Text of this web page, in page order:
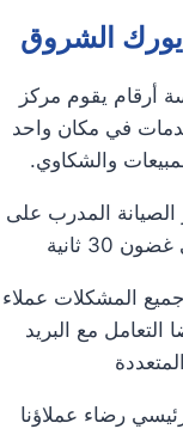
يورك الشروق
أرقام يقوم مركز
في مكان واحد
والشكاوي.
المدرب على
ثانية
المشكلات عملاء
مع البريد
رضاء عملاؤنا